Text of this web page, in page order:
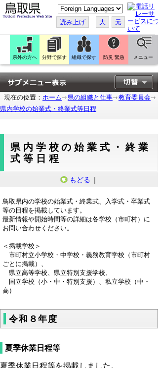
こ
の
ペ
ー
ジ
翻
訳
す
る
読み上げ 大 元
県外の方へ 分野で探す 組織で探す 防災 緊急 メニュー
現在の位置： ホーム 県の組織と仕事
教育委員会
県内学校の始業式・終業式等日程
県内学校の始業式・終業
式等日程
もどる ｜
鳥取県内の学校の始業式・終業式、入学式・卒業式
等の日程を掲載しています。
最新情報や開始時間等の詳細は各学校（市町村）に
お問い合わせください。
＜掲載学校＞
市町村立小学校・中学校・義務教育学校（市町村
ごとに掲載）、
県立高等学校、県立特別支援学校、
国立学校（小・中・特別支援）、私立学校（中・
高）
令和８年度
夏季休業日程等
夏季休業日程等を掲載しました。